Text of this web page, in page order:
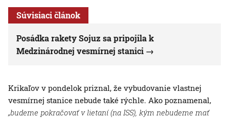
Súvisiaci článok
Posádka rakety Sojuz sa pripojila k
Medzinárodnej vesmírnej stanici
Krikaľov v pondelok priznal, že vybudovanie vlastnej
vesmírnej stanice nebude také rýchle. Ako poznamenal,
„budeme pokračovať v lietaní (na ISS), kým nebudeme mať